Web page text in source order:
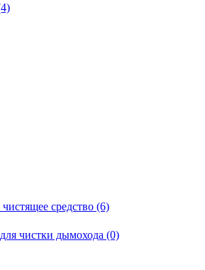
средство (6)
чистки дымохода (0)